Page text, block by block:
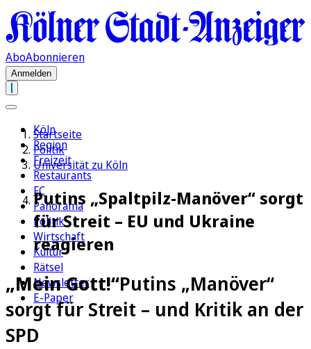
AboAbonnieren
Anmelden
Köln
Region
Freizeit
Restaurants
FC
Panorama
Politik
Wirtschaft
Kultur
Rätsel
Newsletter
E-Paper
Startseite
Politik
Universität zu Köln
Putins „Spaltpilz-Manöver“ sorgt
für Streit – EU und Ukraine
reagieren
„Mein Gott!“Putins „Manöver“
sorgt für Streit – und Kritik an der
SPD